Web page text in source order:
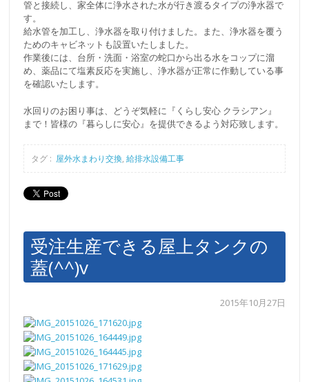
管と接続し、家全体に浄水された水が行き渡るタイプの浄水器で
す。
給水管を加工し、浄水器を取り付けました。また、浄水器を覆う
ためのキャビネットも設置いたしました。
作業後には、台所・洗面・浴室の蛇口から出る水をコップに溜
め、薬品にて塩素反応を実施し、浄水器が正常に作動している事
を確認いたします。
水回りのお困り事は、どうぞ気軽に『くらし安心 クラシアン』
まで！皆様の『暮らしに安心』を提供できるよう対応致します。
タグ : 屋外水まわり交換,給排水設備工事
受注生産できる屋上タンクの
蓋(^^)v
2015年10月27日